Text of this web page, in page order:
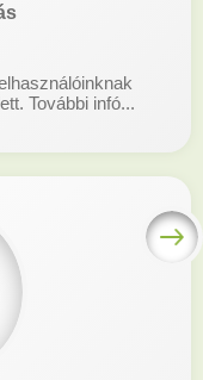
További infó...